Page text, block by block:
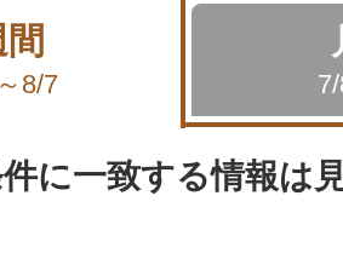
8/7
に一致する情報は